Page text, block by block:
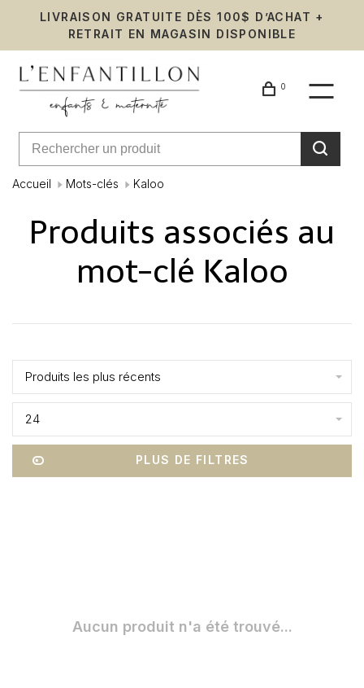
LIVRAISON GRATUITE DÈS 100$ D’ACHAT +
RETRAIT EN MAGASIN DISPONIBLE
0
Accueil Mots-clés Kaloo
Produits associés au
mot-clé Kaloo
Produits les plus récents
24
PLUS DE FILTRES
Aucun produit n'a été trouvé...